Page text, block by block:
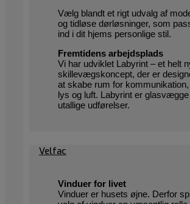
Vælg blandt et rigt udvalg af
og tidløse dørløsninger, som
ind i dit hjems personlige stil.
Fremtidens arbejdsplads
Vi har udviklet Labyrint – et helt
skillevægskoncept, der er
at skabe rum for kommunikation,
lys og luft. Labyrint er
utallige udførelser.
Velfac
Vinduer for livet
Vinduer er husets øjne. Derfor